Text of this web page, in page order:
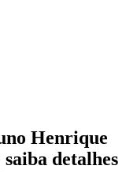
Henrique
detalhes